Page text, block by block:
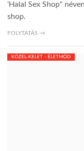
'Halal Sex Shop"
shop.
FOLYTATÁS →
KÖZEL-KELET - ÉLETMÓD